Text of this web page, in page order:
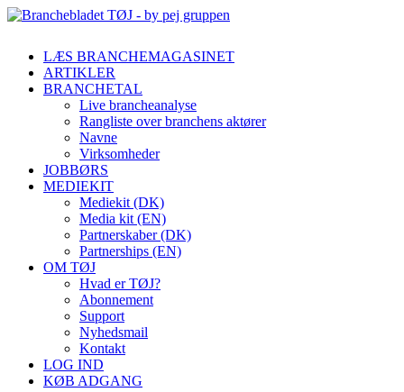
LÆS BRANCHEMAGASINET
ARTIKLER
BRANCHETAL
Live brancheanalyse
Rangliste over branchens aktører
Navne
Virksomheder
JOBBØRS
MEDIEKIT
Mediekit (DK)
Media kit (EN)
Partnerskaber (DK)
Partnerships (EN)
OM TØJ
Hvad er TØJ?
Abonnement
Support
Nyhedsmail
Kontakt
LOG IND
KØB ADGANG